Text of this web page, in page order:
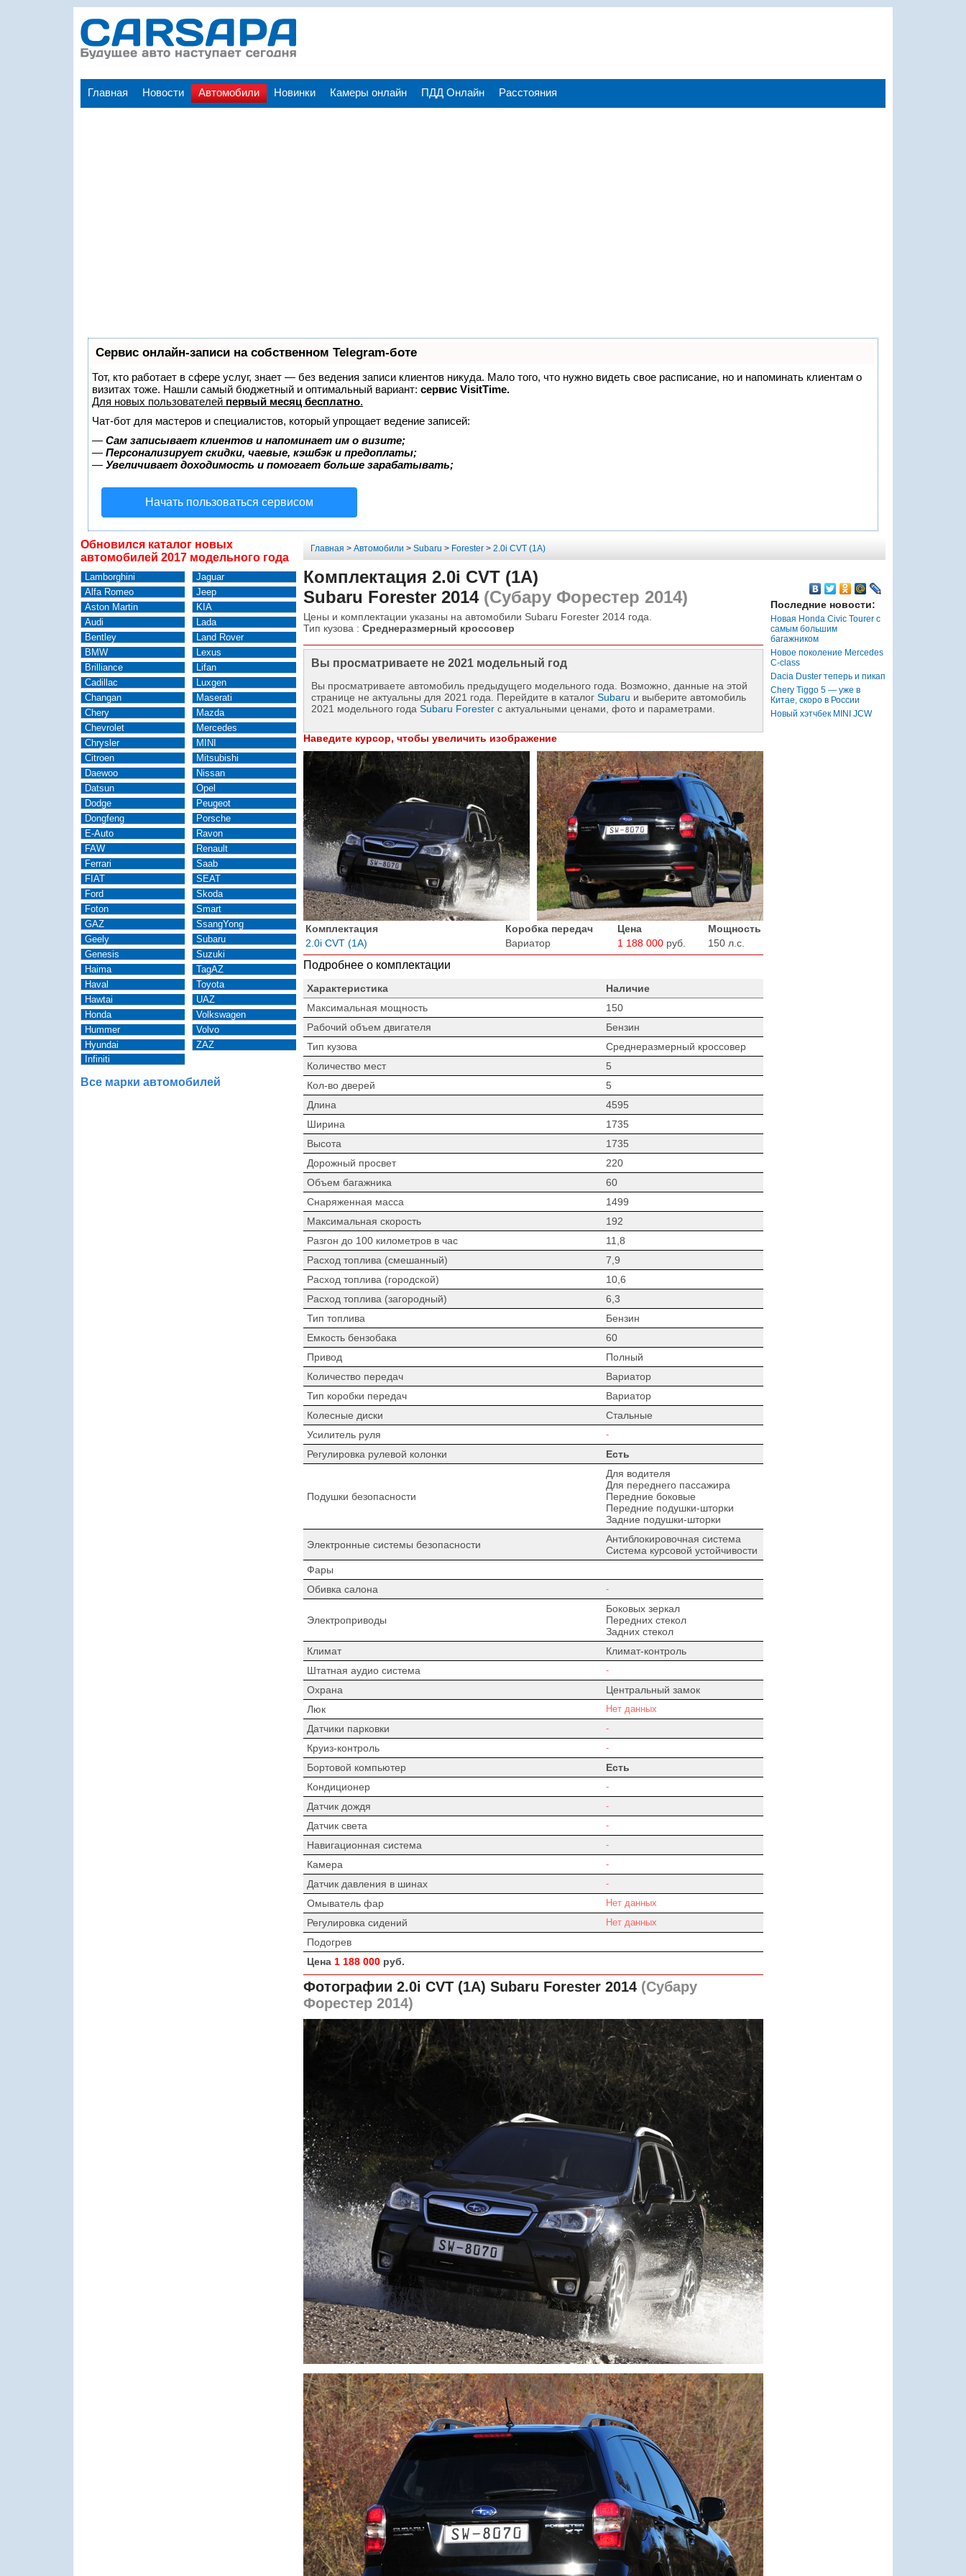
Главная Новости Автомобили Новинки Камеры онлайн ПДД Онлайн Расстояния
Сервис онлайн-записи на собственном Telegram-боте
Тот, кто работает в сфере услуг, знает — без ведения записи клиентов никуда. Мало того, что нужно видеть свое расписание, но и напоминать клиентам о
визитах тоже. Нашли самый бюджетный и оптимальный вариант: сервис VisitTime.
Для новых пользователей первый месяц бесплатно.
Чат-бот для мастеров и специалистов, который упрощает ведение записей:
— Сам записывает клиентов и напоминает им о визите;
— Персонализирует скидки, чаевые, кэшбэк и предоплаты;
— Увеличивает доходимость и помогает больше зарабатывать;
Начать пользоваться сервисом
Обновился каталог новых
автомобилей 2017 модельного года
Lamborghini
Alfa Romeo
Aston Martin
Audi
Bentley
BMW
Brilliance
Cadillac
Changan
Chery
Chevrolet
Chrysler
Citroen
Daewoo
Datsun
Dodge
Dongfeng
E-Auto
FAW
Ferrari
FIAT
Ford
Foton
GAZ
Geely
Genesis
Haima
Haval
Hawtai
Honda
Hummer
Hyundai
Infiniti
Jaguar
Jeep
KIA
Lada
Land Rover
Lexus
Lifan
Luxgen
Maserati
Mazda
Mercedes
MINI
Mitsubishi
Nissan
Opel
Peugeot
Porsche
Ravon
Renault
Saab
SEAT
Skoda
Smart
SsangYong
Subaru
Suzuki
TagAZ
Toyota
UAZ
Volkswagen
Volvo
ZAZ
Все марки автомобилей
Главная > Автомобили > Subaru > Forester> 2.0i CVT (1A)
Комплектация 2.0i CVT (1A)
Subaru Forester 2014(Субару Форестер 2014)
Цены и комплектации указаны на автомобили Subaru Forester 2014 года.
Тип кузова : Среднеразмерный кроссовер
Вы просматриваете не 2021 модельный год
Вы просматриваете автомобиль предыдущего модельного года. Возможно, данные на этой
странице не актуальны для 2021 года. Перейдите в каталог Subaru и выберите автомобиль
2021 модельного года Subaru Foresterс актуальными ценами, фото и параметрами.
Наведите курсор, чтобы увеличить изображение
Комплектация Коробка передач Цена
Мощность
2.0i CVT (1A)
Вариатор 1 188 000руб. 150 л.с.
Подробнее о комплектации
Характеристика
Наличие
Максимальная мощность
150
Рабочий объем двигателя
Бензин
Тип кузова
Среднеразмерный кроссовер
Количество мест
5
Кол-во дверей
5
Длина
4595
Ширина
1735
Высота
1735
Дорожный просвет
220
Объем багажника
60
Снаряженная масса
1499
Максимальная скорость
192
Разгон до 100 километров в час
11,8
Расход топлива (смешанный)
7,9
Расход топлива (городской)
10,6
Расход топлива (загородный)
6,3
Тип топлива
Бензин
Емкость бензобака
60
Привод
Полный
Количество передач
Вариатор
Тип коробки передач
Вариатор
Колесные диски
Стальные
Усилитель руля
-
Регулировка рулевой колонки Есть
Подушки безопасности
Для водителя
Для переднего пассажира
Передние боковые
Передние подушки-шторки
Задние подушки-шторки
Электронные системы безопасности
Антиблокировочная система
Система курсовой устойчивости
Фары
Обивка салона
-
Электроприводы
Боковых зеркал
Передних стекол
Задних стекол
Климат
Климат-контроль
Штатная аудио система
-
Охрана
Центральный замок
Люк
Нет данных
Датчики парковки -
Круиз-контроль -
Бортовой компьютер
Есть
Кондиционер
-
Датчик дождя -
Датчик света -
Навигационная система -
Камера -
Датчик давления в шинах -
Омыватель фар Нет данных
Регулировка сидений Нет данных
Подогрев
Цена 1 188 000руб.
Фотографии 2.0i CVT (1A) Subaru Forester 2014(Субару
Форестер 2014)
Последние новости:
Новая Honda Civic Tourer с
самым большим
багажником
Новое поколение Mercedes
C-class
Dacia Duster теперь и пикап
Chery Tiggo 5 — уже в
Китае, скоро в России
Новый хэтчбек MINI JCW